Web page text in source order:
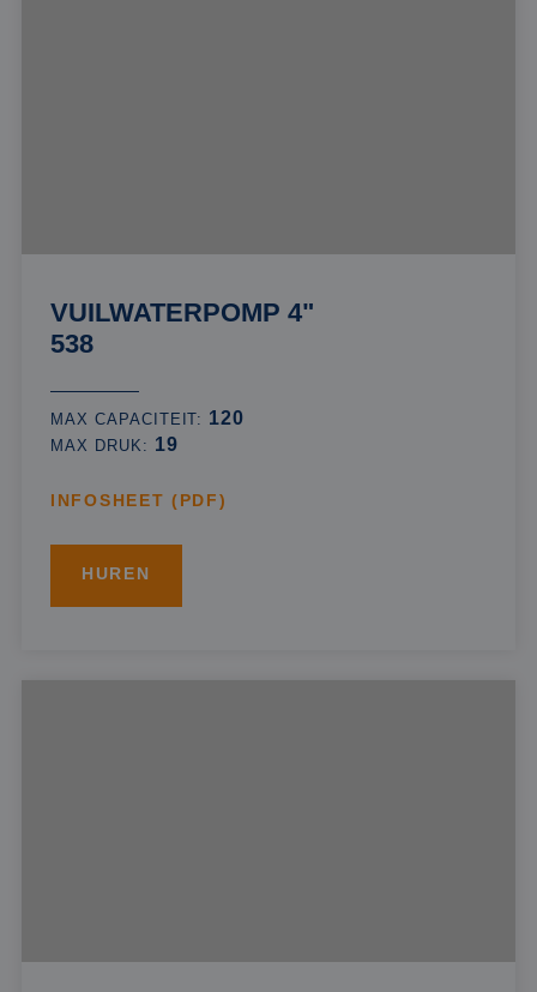
VUILWATERPOMP 4"
538
MAX CAPACITEIT: 120
MAX DRUK: 19
INFOSHEET (PDF)
HUREN